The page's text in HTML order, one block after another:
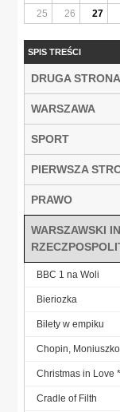
25
26 27
SPIS TREŚCI
DRUGA STRONA
WARSZAWA
SPORT
PIERWSZA
PRAWO
WARSZAWSKI
BBC 1 na Woli
Bieriozka
Bilety w empiku
Chopin,
Christmas in Love
Cradle of Filth